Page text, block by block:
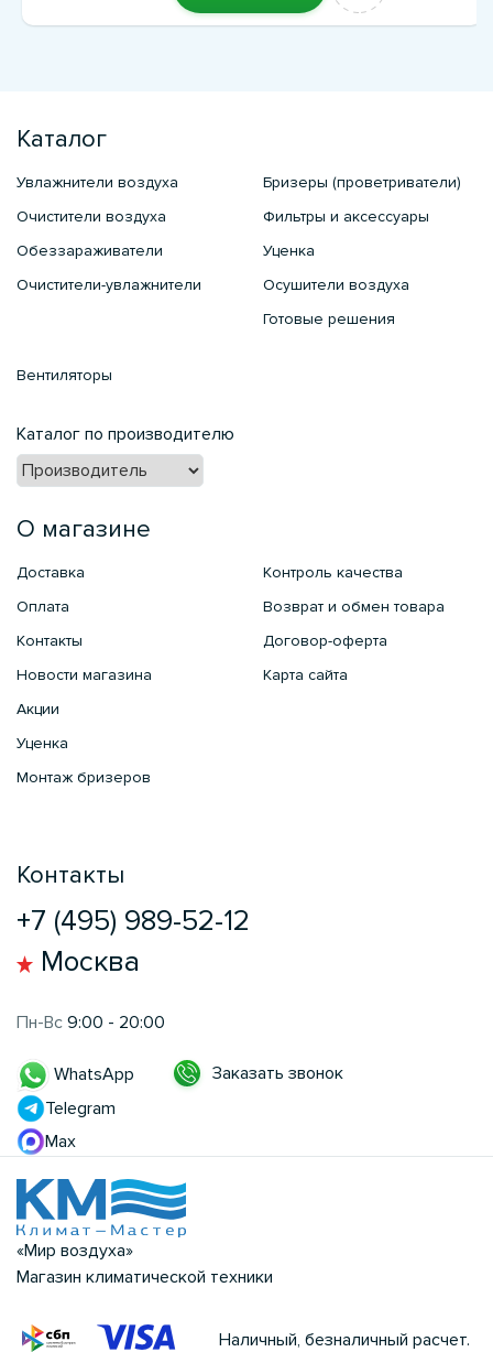
Каталог
Увлажнители воздуха
Очистители воздуха
Обеззараживатели
Очистители-увлажнители
Бризеры (проветриватели)
Фильтры и аксессуары
Уценка
Осушители воздуха
Готовые решения
Вентиляторы
Каталог по производителю
О магазине
Доставка
Оплата
Контакты
Новости магазина
Акции
Уценка
Монтаж бризеров
Контроль качества
Возврат и обмен товара
Договор-оферта
Карта сайта
Контакты
+7 (495) 989-52-12
Москва
Пн-Вс 9:00 - 20:00
WhatsApp
Telegram
Max
Заказать звонок
«Мир воздуха»
Магазин климатической техники
Наличный, безналичный расчет.